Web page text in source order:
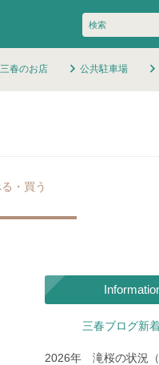
三春のお店 公共駐車場
・買う
三春ブログ新
2026年 滝桜の状況